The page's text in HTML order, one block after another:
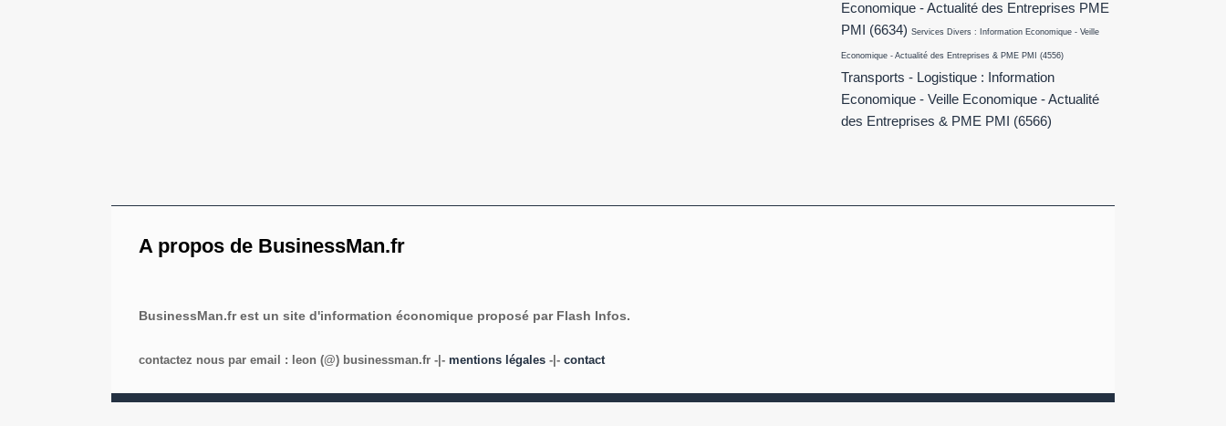
Economique - Actualité des Entreprises PME
PMI
(6634) Services Divers : Information Economique - Veille
Economique - Actualité des Entreprises & PME PMI (4556)
Transports - Logistique : Information
Economique - Veille Economique - Actualité
des Entreprises & PME PMI
(6566)
A propos de BusinessMan.fr
BusinessMan.fr est un site d'information économique proposé par Flash Infos.
contactez nous par email : leon (@) businessman.fr -|- mentions légales -|- contact